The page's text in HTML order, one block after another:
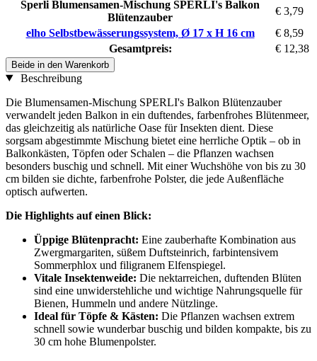
Sperli Blumensamen-Mischung SPERLI's Balkon
Blütenzauber
€ 3,79
elho Selbstbewässerungssystem, Ø 17 x H 16 cm
€ 8,59
Gesamtpreis:
€ 12,38
Beide in den Warenkorb
Beschreibung
Die Blumensamen-Mischung SPERLI's Balkon Blütenzauber
verwandelt jeden Balkon in ein duftendes, farbenfrohes Blütenmeer,
das gleichzeitig als natürliche Oase für Insekten dient. Diese
sorgsam abgestimmte Mischung bietet eine herrliche Optik – ob in
Balkonkästen, Töpfen oder Schalen – die Pflanzen wachsen
besonders buschig und schnell. Mit einer Wuchshöhe von bis zu 30
cm bilden sie dichte, farbenfrohe Polster, die jede Außenfläche
optisch aufwerten.
Die Highlights auf einen Blick:
Üppige Blütenpracht: Eine zauberhafte Kombination aus
Zwergmargariten, süßem Duftsteinrich, farbintensivem
Sommerphlox und filigranem Elfenspiegel.
Vitale Insektenweide: Die nektarreichen, duftenden Blüten
sind eine unwiderstehliche und wichtige Nahrungsquelle für
Bienen, Hummeln und andere Nützlinge.
Ideal für Töpfe & Kästen: Die Pflanzen wachsen extrem
schnell sowie wunderbar buschig und bilden kompakte, bis zu
30 cm hohe Blumenpolster.